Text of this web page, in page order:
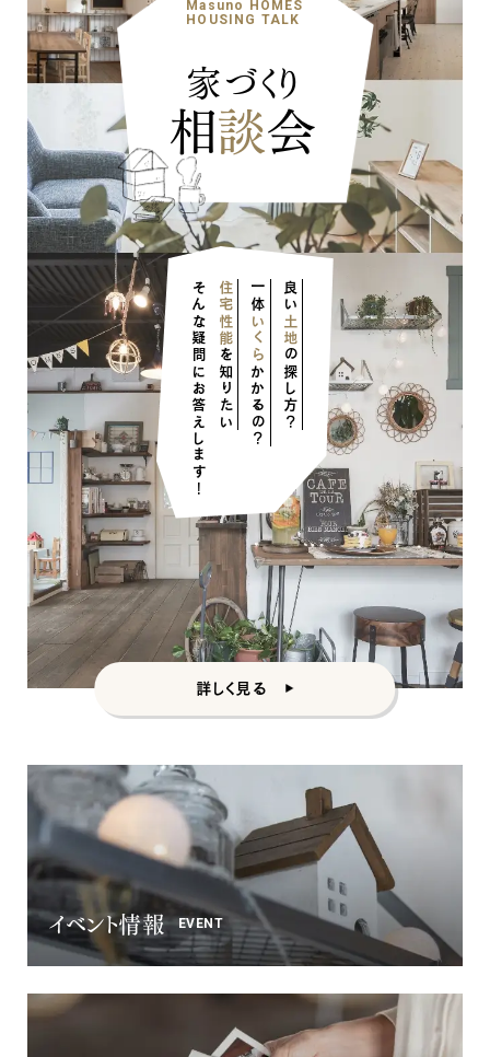
ナチュラル
ナチュラル
カントリー
ヴィンテージ
Masuno HOMES
HOUSING TALK
家づくり
相談会
住宅性能
を知りたい
一体
いくら
かかるの？
良い
土地
の探し方？
そんな疑問にお答えします！
詳しく見る
イベント情報 EVENT